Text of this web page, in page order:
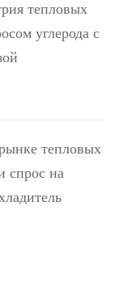
тепловых
углерода с
тепловых
спрос на